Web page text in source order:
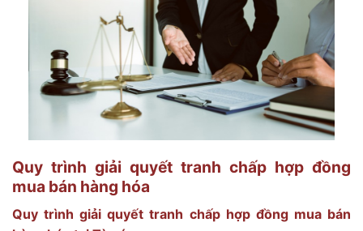
Quy trình giải quyết tranh chấp hợp đồng
mua bán hàng hóa
Quy trình giải quyết tranh chấp hợp đồng mua bán